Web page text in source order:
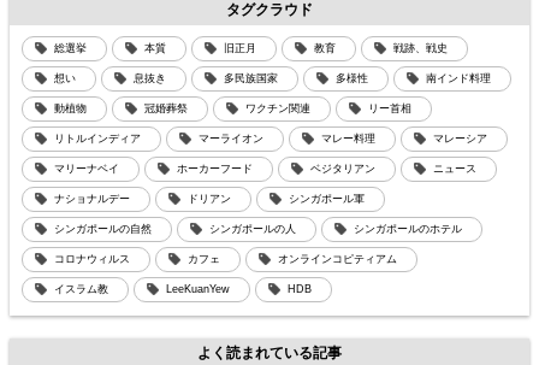
タグクラウド
総選挙 本質 旧正月 教育 戦跡、戦史
想い 息抜き 多民族国家 多様性 南インド料理
動植物 冠婚葬祭 ワクチン関連 リー首相
リトルインディア マーライオン マレー料理 マレーシア
マリーナベイ ホーカーフード ベジタリアン ニュース
ナショナルデー ドリアン シンガポール軍
シンガポールの自然 シンガポールの人 シンガポールのホテル
コロナウィルス カフェ オンラインコピティアム
イスラム教 LeeKuanYew HDB
よく読まれている記事